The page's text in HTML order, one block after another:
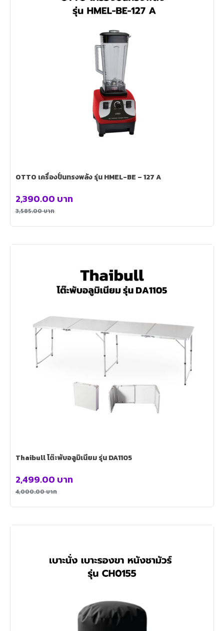
OTTO เครื่องปั่นทรงพลัง รุ่น HMEL-BE – 127 A
3,585.00บาท
2,390.00 บาท
Thaibull โต๊ะพับอลูมิเนียม รุ่น DA1105
4,000.00บาท
2,499.00 บาท